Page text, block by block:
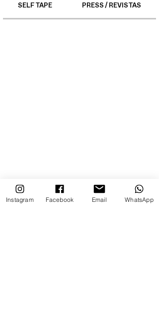
SELF TAPE PRESS / REVISTAS
Instagram Facebook Email WhatsApp